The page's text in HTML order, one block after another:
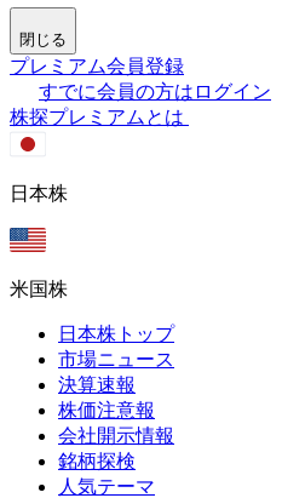
閉じる
プレミアム会員登録
すでに会員の方はログイン
株探プレミアムとは
日本株
米国株
日本株トップ
市場ニュース
決算速報
株価注意報
会社開示情報
銘柄探検
人気テーマ